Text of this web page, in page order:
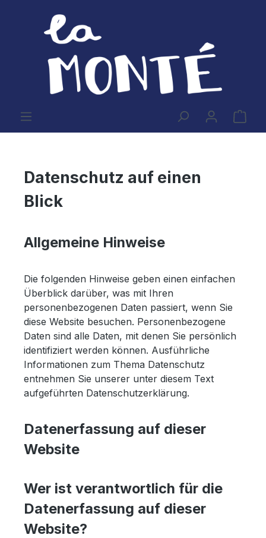
Zum Hauptinhalt springen
Datenschutz auf einen
Blick
Allgemeine Hinweise
Die folgenden Hinweise geben einen einfachen
Überblick darüber, was mit Ihren
personenbezogenen Daten passiert, wenn Sie
diese Website besuchen. Personenbezogene
Daten sind alle Daten, mit denen Sie persönlich
identifiziert werden können. Ausführliche
Informationen zum Thema Datenschutz
entnehmen Sie unserer unter diesem Text
aufgeführten Datenschutzerklärung.
Datenerfassung auf dieser
Website
Wer ist verantwortlich für die
Datenerfassung auf dieser
Website?